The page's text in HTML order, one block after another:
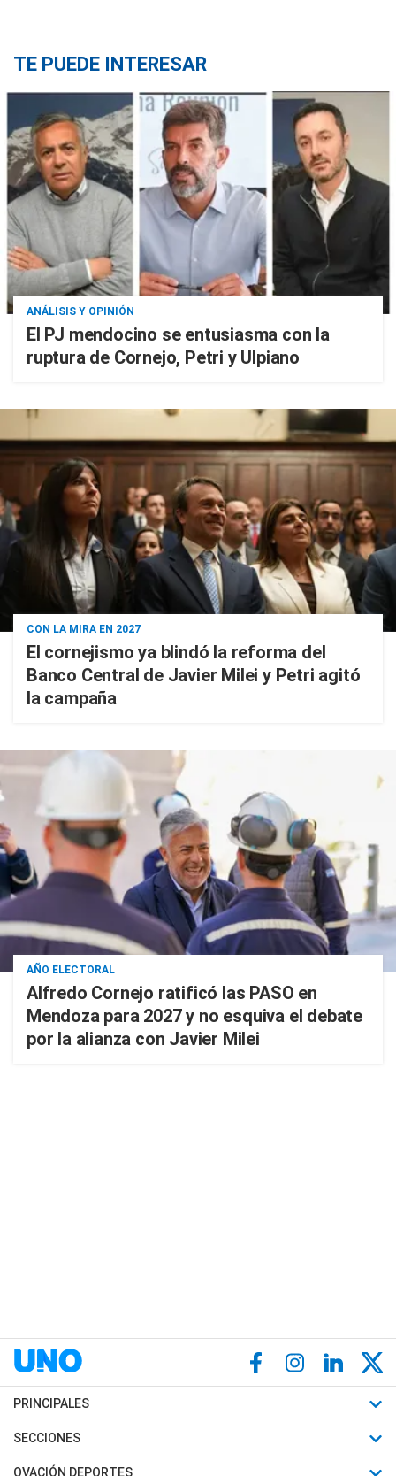
TE PUEDE INTERESAR
ANÁLISIS Y OPINIÓN
El PJ mendocino se entusiasma con la
ruptura de Cornejo, Petri y Ulpiano
CON LA MIRA EN 2027
El cornejismo ya blindó la reforma del
Banco Central de Javier Milei y Petri agitó
la campaña
AÑO ELECTORAL
Alfredo Cornejo ratificó las PASO en
Mendoza para 2027 y no esquiva el debate
por la alianza con Javier Milei
PRINCIPALES
Últimas Noticias
Política
SECCIONES
Horóscopo
OVACIÓN DEPORTES